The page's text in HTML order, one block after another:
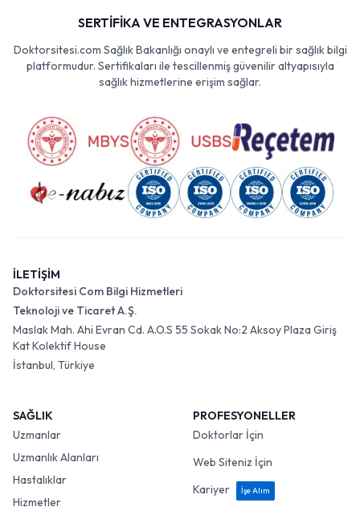
SERTİFİKA VE ENTEGRASYONLAR
Doktorsitesi.com Sağlık Bakanlığı onaylı ve entegreli bir sağlık bilgi
platformudur. Sertifikaları ile tescillenmiş güvenilir altyapısıyla
sağlık hizmetlerine erişim sağlar.
İLETİŞİM
Doktorsitesi Com Bilgi Hizmetleri
Teknoloji ve Ticaret A.Ş.
Maslak Mah. Ahi Evran Cd. A.O.S 55 Sokak No:2 Aksoy Plaza Giriş
Kat Kolektif House
İstanbul, Türkiye
SAĞLIK
Uzmanlar
Uzmanlık Alanları
Hastalıklar
Hizmetler
PROFESYONELLER
Doktorlar İçin
Web Siteniz İçin
Kariyer
İşe Alım